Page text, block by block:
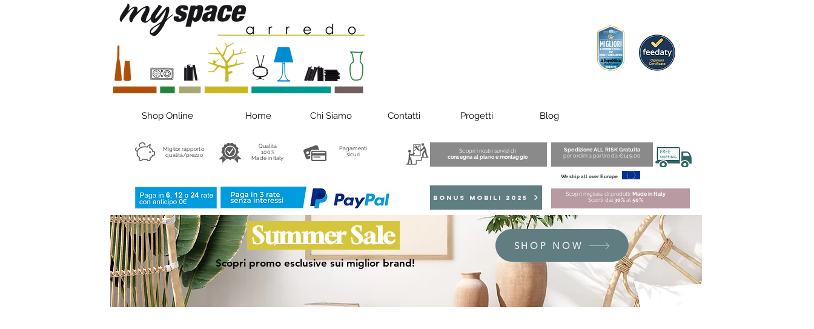
Shop Online Home Chi Siamo Contatti Progetti Blog
Miglior rapporto
qualità/prezzo
Qualità
100%
Made in Italy
Pagamenti
sicuri
Scopri i nostri servizi di
consegna al piano e montaggio
Spedizione ALL RISK Gratuita
per ordini a partire da €149,00
We ship all over Europe
BONUS MOBILI 2025 Scopri migliaia di prodotti Made in Italy
Sconti dal30% al 50%
Summer Sale
Scopri promo esclusive sui miglior brand!
SHOP NOW